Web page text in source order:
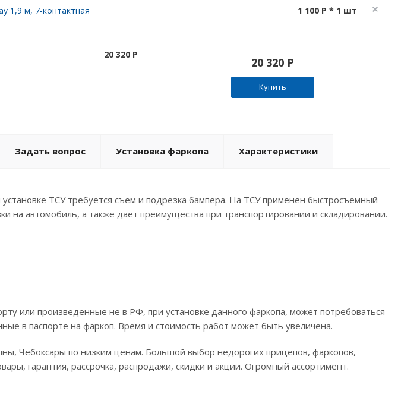
1,9 м, 7-контактная 1 100 P * 1 шт
20 320 P
20 320 P
Купить
Задать вопрос Установка фаркопа Характеристики
ТСУ требуется съем и подрезка бампера. На ТСУ применен быстросъемный
на автомобиль, а также дает преимущества при транспортировании и складировании.
или произведенные не в РФ, при установке данного фаркопа, может потребоваться
в паспорте на фаркоп. Время и стоимость работ может быть увеличена.
Чебоксары по низким ценам. Большой выбор недорогих прицепов, фаркопов,
гарантия, рассрочка, распродажи, скидки и акции. Огромный ассортимент.